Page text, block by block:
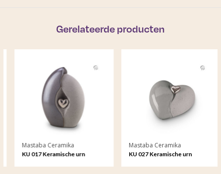
Gerelateerde producten
Mastaba Ceramika
KU 017 Keramische urn
Mastaba Ceramika
KU 027 Keramische urn